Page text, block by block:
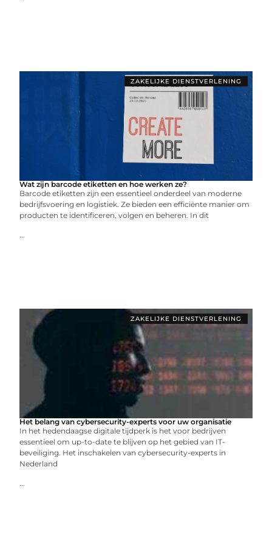
ZAKELIJKE DIENSTVERLENING
Wat zijn barcode etiketten en hoe werken ze?
Barcode etiketten zijn een essentieel onderdeel van moderne
bedrijfsvoering en logistiek. Ze bieden een efficiënte manier om
producten te identificeren, volgen en beheren. In dit
...
ZAKELIJKE DIENSTVERLENING
Het belang van cybersecurity-experts voor uw organisatie
In het hedendaagse digitale tijdperk is het voor bedrijven
essentieel om up-to-date te blijven op het gebied van IT-
beveiliging. Het inschakelen van cybersecurity-experts in
Nederland
...